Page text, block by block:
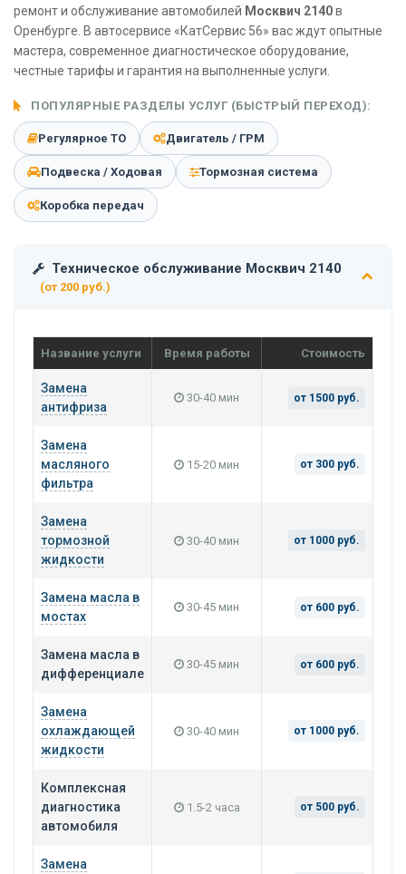
ремонт и обслуживание автомобилей Москвич 2140в
Оренбурге. В автосервисе «КатСервис 56» вас ждут опытные
мастера, современное диагностическое оборудование,
честные тарифы и гарантия на выполненные услуги.
ПОПУЛЯРНЫЕ РАЗДЕЛЫ УСЛУГ (БЫСТРЫЙ ПЕРЕХОД):
Регулярное ТО Двигатель / ГРМ
Подвеска / Ходовая Тормозная система
Коробка передач
Техническое обслуживание Москвич 2140
(от 200 руб.)
Название услуги Время работы Стоимость
Замена
антифриза
30-40 мин от 1500 руб.
Замена
масляного
фильтра
15-20 мин от 300 руб.
Замена
тормозной
жидкости
30-40 мин от 1000 руб.
Замена масла в
мостах
30-45 мин от 600 руб.
Замена масла в
дифференциале
30-45 мин от 600 руб.
Замена
охлаждающей
жидкости
30-40 мин от 1000 руб.
Комплексная
диагностика
автомобиля
1.5-2 часа от 500 руб.
Замена